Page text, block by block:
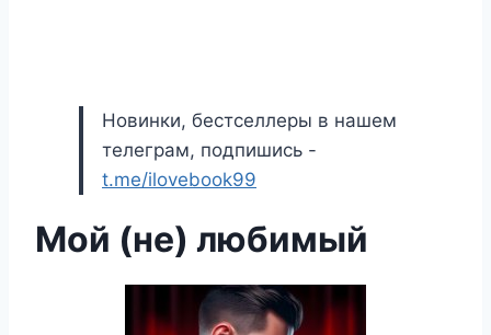
Новинки, бестселлеры в нашем
телеграм, подпишись -
t.me/ilovebook99
Мой (не) любимый